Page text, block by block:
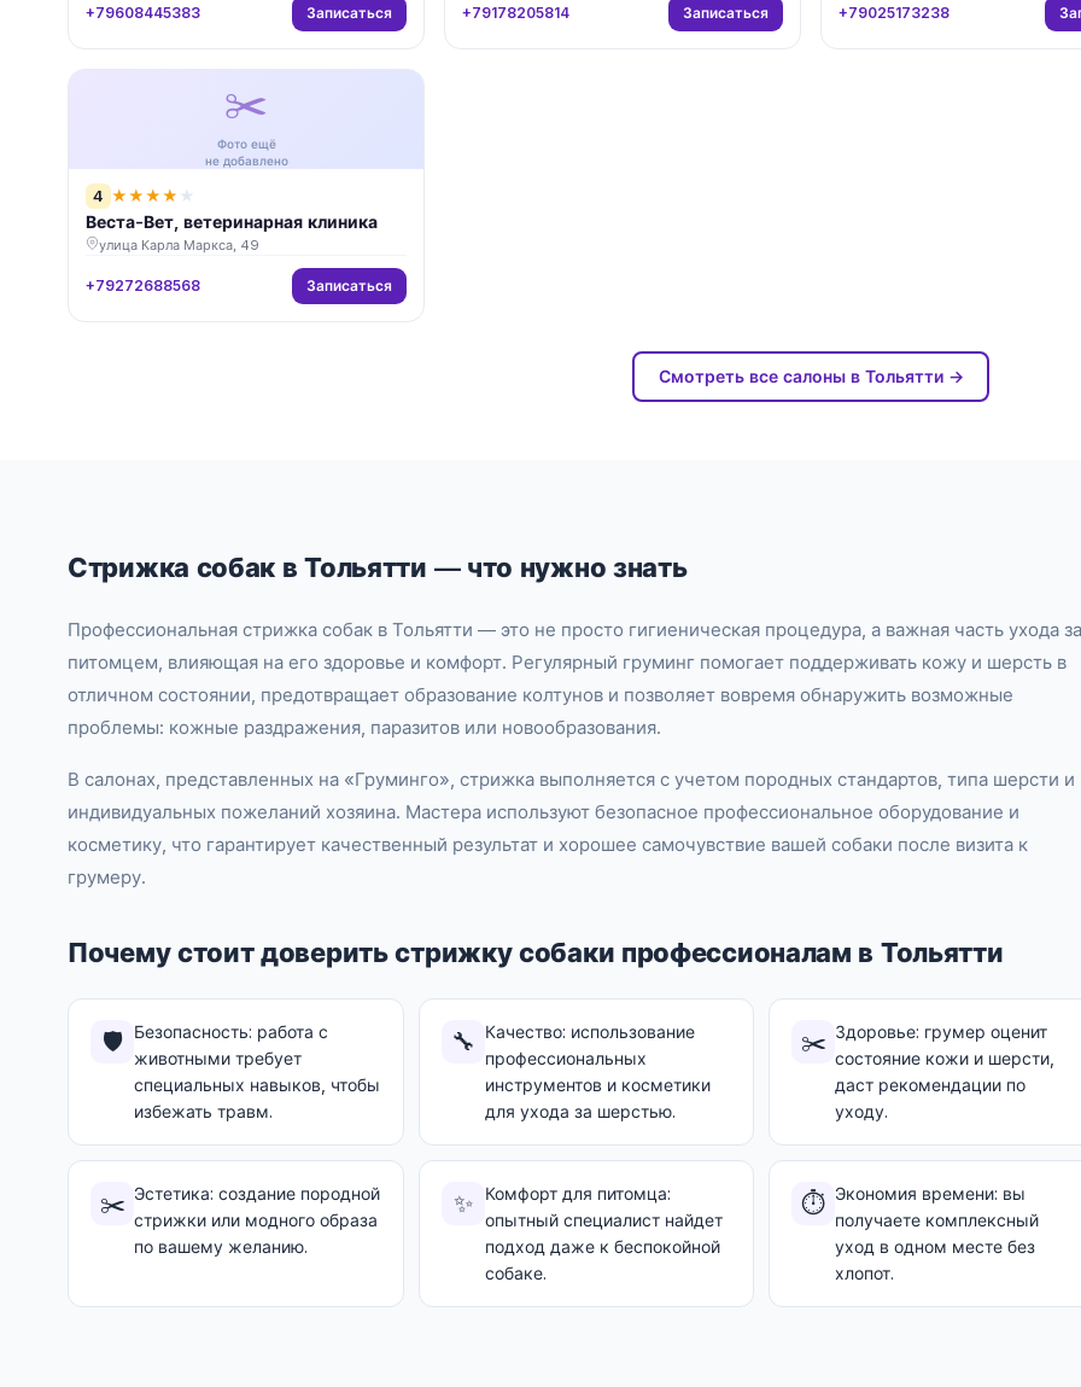
+79608445383 Записаться +79178205814 Записаться +79025173238
✂️
Фото ещё
не добавлено
4 ★★★★ ★
Веста-Вет, ветеринарная клиника
улица Карла Маркса, 49
+79272688568 Записаться
Смотреть все салоны в Тольятти →
Стрижка собак в Тольятти — что нужно знать
Профессиональная стрижка собак в Тольятти — это не просто гигиеническая процедура, а важная часть ухода за
питомцем, влияющая на его здоровье и комфорт. Регулярный груминг помогает поддерживать кожу и шерсть в
отличном состоянии, предотвращает образование колтунов и позволяет вовремя обнаружить возможные
проблемы: кожные раздражения, паразитов или новообразования.
В салонах, представленных на «Груминго», стрижка выполняется с учетом породных стандартов, типа шерсти и
индивидуальных пожеланий хозяина. Мастера используют безопасное профессиональное оборудование и
косметику, что гарантирует качественный результат и хорошее самочувствие вашей собаки после визита к
грумеру.
Почему стоит доверить стрижку собаки профессионалам в Тольятти
🛡️
Безопасность: работа с
животными требует
специальных навыков, чтобы
избежать травм.
🔧
Качество: использование
профессиональных
инструментов и косметики
для ухода за шерстью.
✂️ Здоровье: грумер оценит
состояние кожи и шерсти,
даст рекомендации по
уходу.
✂️ Эстетика: создание породной
стрижки или модного образа
по вашему желанию.
✨
Комфорт для питомца:
опытный специалист найдет
подход даже к беспокойной
собаке.
⏱️ Экономия времени: вы
получаете комплексный
уход в одном месте без
хлопот.